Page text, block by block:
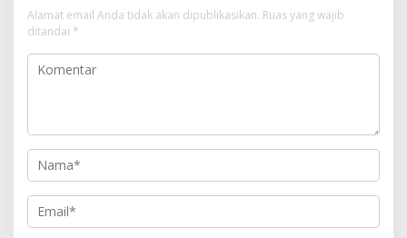
Alamat email Anda tidak akan dipublikasikan. Ruas yang wajib
ditandai *